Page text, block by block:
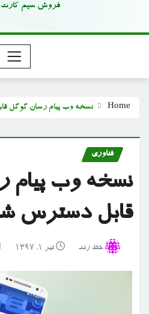
فروش سیم کارت 912
Home نسخه وب پیام رسان گوگل
فناوری
نسخه وب پیام
قابل دسترس
خط رند تیر ۱, ۱۳۹۷